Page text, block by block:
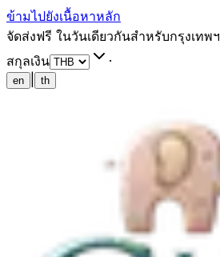
ข้ามไปยังเนื้อหาหลัก
จัดส่งฟรี ในวันเดียวกันสำหรับกรุงเทพฯ
สกุลเงิน
·
en th